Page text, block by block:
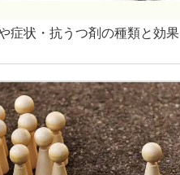
症状・抗うつ剤の種類と効果